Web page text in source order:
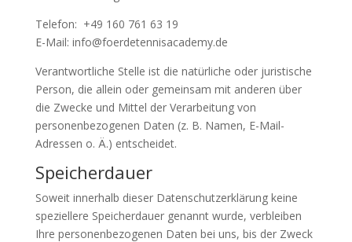
Telefon: +49 160 761 63 19
E-Mail: info@foerdetennisacademy.de
Verantwortliche Stelle ist die natürliche oder juristische
Person, die allein oder gemeinsam mit anderen über
die Zwecke und Mittel der Verarbeitung von
personenbezogenen Daten (z. B. Namen, E-Mail-
Adressen o. Ä.) entscheidet.
Speicherdauer
Soweit innerhalb dieser Datenschutzerklärung keine
speziellere Speicherdauer genannt wurde, verbleiben
Ihre personenbezogenen Daten bei uns, bis der Zweck